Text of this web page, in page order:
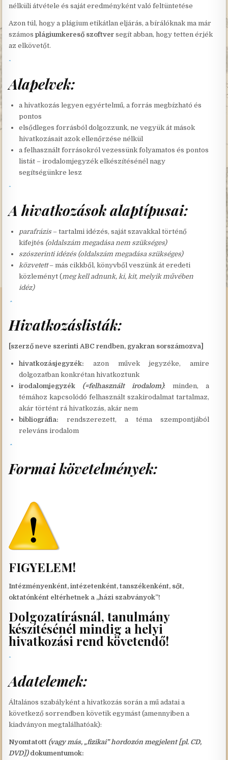
nélküli átvétele és saját eredményként való feltüntetése
Azon túl, hogy a plágium etikátlan eljárás, a bírálóknak ma már
számosplágiumkereső szoftver segít abban, hogy tetten érjék
az elkövetőt.
Alapelvek:
a hivatkozás legyen egyértelmű, a forrás megbízható és
pontos
elsődleges forrásból dolgozzunk, ne vegyük át mások
hivatkozásait azok ellenőrzése nélkül
a felhasznált forrásokról vezessünk folyamatos és pontos
listát – irodalomjegyzék elkészítésénél nagy
segítségünkre lesz
A hivatkozások alaptípusai:
parafrázis – tartalmi idézés, saját szavakkal történő
kifejtés (oldalszám megadása nem szükséges)
szószerinti idézés (oldalszám megadása szükséges)
közvetett– más cikkből, könyvből veszünk át eredeti
közleményt (meg kell adnunk, ki, kit, melyik művében
idéz)
Hivatkozáslisták:
[szerző neve szerinti ABC rendben, gyakran sorszámozva]
hivatkozásjegyzék: azon művek jegyzéke, amire
dolgozatban konkrétan hivatkoztunk
irodalomjegyzék (=felhasznált irodalom): minden, a
témához kapcsolódó felhasznált szakirodalmat tartalmaz,
akár történt rá hivatkozás, akár nem
bibliográfia: rendszerezett, a téma szempontjából
releváns irodalom
Formai követelmények:
FIGYELEM!
Intézményenként, intézetenként, tanszékenként, sőt,
oktatónként eltérhetnek a „házi szabványok”!
Dolgozatírásnál, tanulmány
készítésénél mindig a helyi
hivatkozási rend követendő!
Adatelemek:
Általános szabályként a hivatkozás során a mű adatai a
következő sorrendben követik egymást (amennyiben a
kiadványon megtalálhatóak):
Nyomtatott (vagy más, „fizikai” hordozón megjelent [pl. CD,
DVD])dokumentumok: